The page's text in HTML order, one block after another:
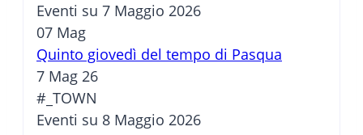
Eventi su 7 Maggio 2026
07 Mag
Quinto giovedì del tempo di Pasqua
7 Mag 26
#_TOWN
Eventi su 8 Maggio 2026